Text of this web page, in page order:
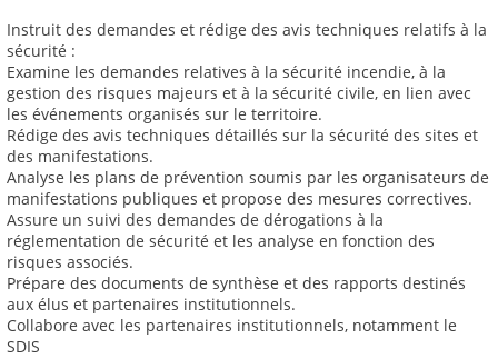
Instruit des demandes et rédige des avis techniques relatifs à la
sécurité :
Examine les demandes relatives à la sécurité incendie, à la
gestion des risques majeurs et à la sécurité civile, en lien avec
les événements organisés sur le territoire.
Rédige des avis techniques détaillés sur la sécurité des sites et
des manifestations.
Analyse les plans de prévention soumis par les organisateurs de
manifestations publiques et propose des mesures correctives.
Assure un suivi des demandes de dérogations à la
réglementation de sécurité et les analyse en fonction des
risques associés.
Prépare des documents de synthèse et des rapports destinés
aux élus et partenaires institutionnels.
Collabore avec les partenaires institutionnels, notamment le
SDIS